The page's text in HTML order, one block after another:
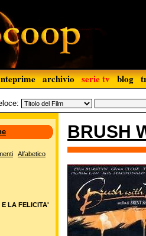
archivio serie tv blog
BRUSH
Alfabetico
E LA FELICITA'